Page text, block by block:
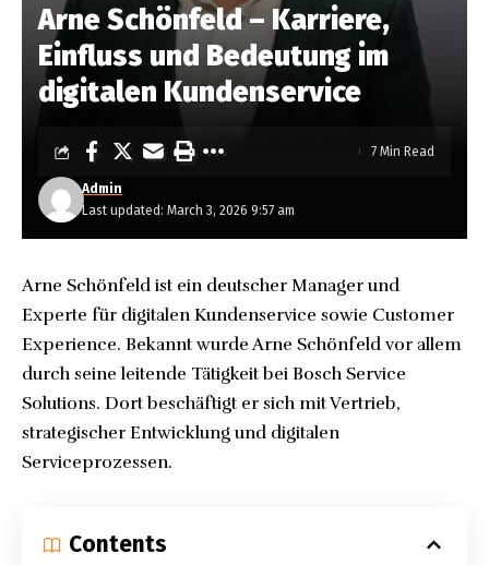
Arne Schönfeld – Karriere,
Einfluss und Bedeutung im
digitalen Kundenservice
Last updated: March 3, 2026 9:57 am
Admin
7 Min Read
Arne Schönfeld ist ein deutscher Manager und
Experte für digitalen Kundenservice sowie Customer
Experience. Bekannt wurde Arne Schönfeld vor allem
durch seine leitende Tätigkeit bei Bosch Service
Solutions. Dort beschäftigt er sich mit Vertrieb,
strategischer Entwicklung und digitalen
Serviceprozessen.
Contents